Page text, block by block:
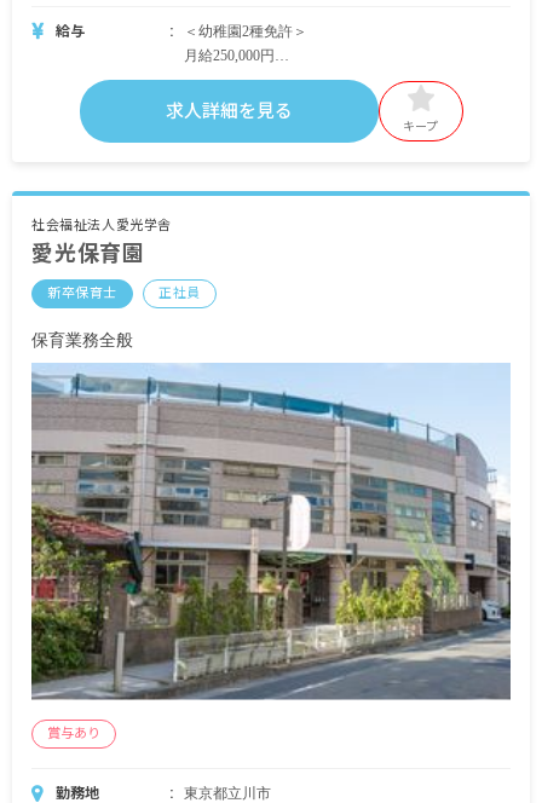
給与
＜幼稚園2種免許＞
月給250,000円
（内訳）
基本給 180,000円
月給254,000円
■昇給年1回（4月）昨年実績： 4,000円／月
■賞与年2回（6月／12月）昨年実績：1年目2カ月
分／2年目以降3カ月分
※年度末に、国からの通知による処遇改善額を年
度末賞与として支給する場合あり。
※試用期間4カ月／同条件
求人詳細を見る
キープ
社会福祉法人愛光学舎
愛光保育園
新卒保育士 正社員
保育業務全般
賞与あり
勤務地 東京都立川市